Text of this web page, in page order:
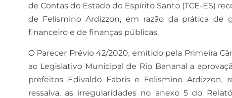
de Contas do Estado do Espírito Santo (TCE-ES)
de Felismino Ardizzon, em razão da prática de
financeiro e de finanças públicas.
O Parecer Prévio 42/2020, emitido pela Primeira
ao Legislativo Municipal de Rio Bananal a
prefeitos Edivaldo Fabris e Felismino
ressalva, as irregularidades no anexo 5 do